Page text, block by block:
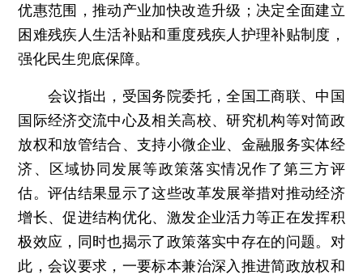
优惠范围，推动产业加快改造升级；决定全面建立
困难残疾人生活补贴和重度残疾人护理补贴制度，
强化民生兜底保障。
会议指出，受国务院委托，全国工商联、中国
国际经济交流中心及相关高校、研究机构等对简政
放权和放管结合、支持小微企业、金融服务实体经
济、区域协同发展等政策落实情况作了第三方评
估。评估结果显示了这些改革发展举措对推动经济
增长、促进结构优化、激发企业活力等正在发挥积
极效应，同时也揭示了政策落实中存在的问题。对
此，会议要求，一要标本兼治深入推进简政放权和